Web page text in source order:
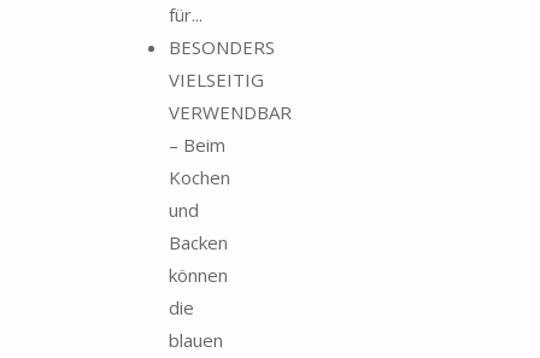
für...
BESONDERS
VIELSEITIG
VERWENDBAR
– Beim
Kochen
und
Backen
können
die
blauen